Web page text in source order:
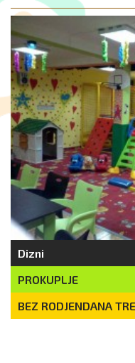
Dizni
PROKUPLJE
BEZ RODJENDANA